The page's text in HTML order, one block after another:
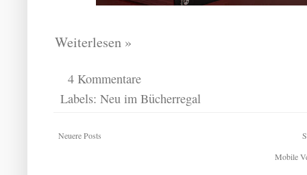
Weiterlesen »
4 Kommentare
Labels: Neu im Bücherregal
Neuere Posts
Mobile